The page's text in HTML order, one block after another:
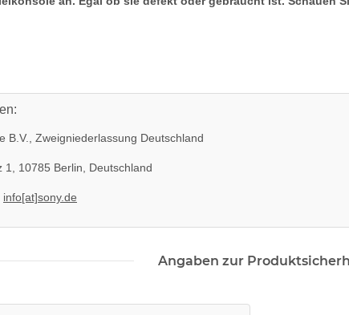
B.V., Zweigniederlassung Deutschland
1, 10785 Berlin, Deutschland
info[at]sony.de
Angaben zur